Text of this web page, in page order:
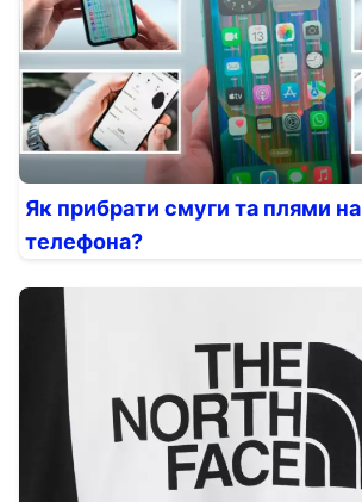
Як прибрати смуги та плями на
телефона?